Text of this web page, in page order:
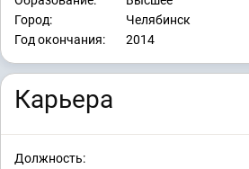
Город:
Челябинск
Год окончания:
2014
Карьера
Должность: